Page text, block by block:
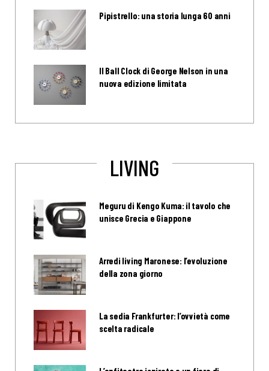
Pipistrello: una storia lunga 60 anni
Il Ball Clock di George Nelson in una
nuova edizione limitata
LIVING
Meguru di Kengo Kuma: il tavolo che
unisce Grecia e Giappone
Arredi living Maronese: l’evoluzione
della zona giorno
La sedia Frankfurter: l’ovvietà come
scelta radicale